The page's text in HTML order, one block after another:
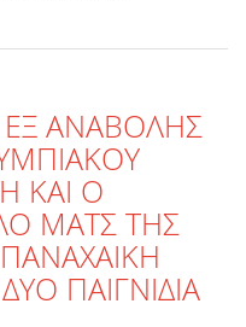
ΕΞ ΑΝΑΒΟΛΗΣ
ΚΑΙ Ο
ΜΑΤΣ ΤΗΣ
ΠΑΙΓΝΙΔΙΑ